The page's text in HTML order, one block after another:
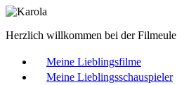
Herzlich willkommen bei der Filmeule
Meine Lieblingsfilme
Meine Lieblingsschauspieler